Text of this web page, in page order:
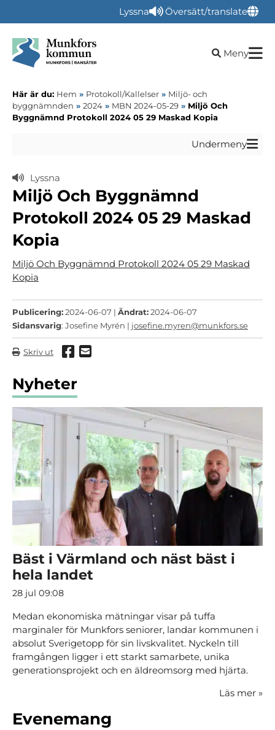
Lyssna Översätt/translate
Öppna
Meny
Här är du: Hem » Protokoll/Kallelser » Miljö- och
byggnämnden » 2024 » MBN 2024-05-29 » Miljö Och
Byggnämnd Protokoll 2024 05 29 Maskad Kopia
Undermeny
Lyssna
Miljö Och Byggnämnd
Protokoll 2024 05 29 Maskad
Kopia
Miljö Och Byggnämnd Protokoll 2024 05 29 Maskad
Kopia
Publicering:2024-06-07 | Ändrat:2024-06-07
Sidansvarig: Josefine Myrén | josefine.myren@munkfors.se
Skriv ut Dela via Facebook
Dela via mail
Nyheter
Bäst i Värmland och näst bäst i
hela landet
28 jul 09:08
Medan ekonomiska mätningar visar på tuffa
marginaler för Munkfors seniorer, landar kommunen i
absolut Sverigetopp för sin livskvalitet. Nyckeln till
framgången ligger i ett starkt samarbete, unika
generationsprojekt och en äldreomsorg med hjärta.
Läs mer »
Evenemang